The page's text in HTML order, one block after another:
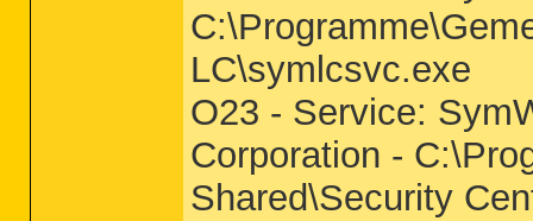
LC\symlcsvc.exe
O23 - Service:
Corporation -
Shared\Security